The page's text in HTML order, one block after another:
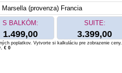
Marsella (provenza) Francia
S BALKÓM:
1.499,00
SUITE:
3.399,00
poplatkov. Vytvorte si kalkuláciu pre zobrazenie ceny.
€ 0